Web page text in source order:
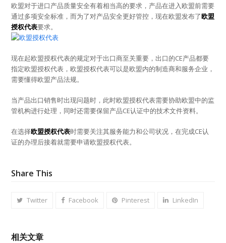
欧盟对于进口产品质量安全有着相当高的要求，产品在进入欧盟前需要
通过多项安全标准，而为了对产品安全更好管控，现在欧盟发布了欧盟
授权代表要求。
现在起欧盟授权代表的规定对于出口商至关重要，出口的CE产品都要
指定欧盟授权代表，欧盟授权代表可以是欧盟内的制造商和服务企业，
需要懂得欧盟产品法规。
当产品出口销售时出现问题时，此时欧盟授权代表需要协助欧盟中的监
管机构进行处理，同时还需要保留产品CE认证中的技术文件资料。
在选择欧盟授权代表时需要关注其服务能力和公司状况，在完成CE认
证的办理后接着就需要申请欧盟授权代表。
Share This
Twitter Facebook Pinterest LinkedIn
相关文章